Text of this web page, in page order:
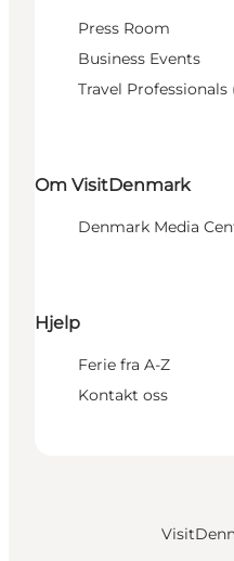
Press Room
Business Events
Travel Professionals
Om VisitDenmark
Denmark Media
Hjelp
Ferie fra A-Z
Kontakt oss